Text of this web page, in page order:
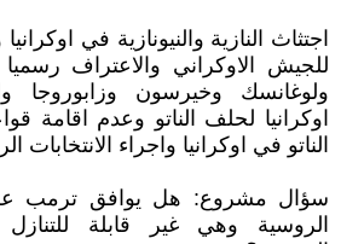
اجتثاث النازية والنيونازية في
للجيش الاوكراني والاعتراف
ولوغانسك وخيرسون وزابوروجا
اوكرانيا لحلف الناتو وعدم اقامة
الناتو في اوكرانيا واجراء الانتخابات
سؤال مشروع: هل يوافق ترمب
الروسية وهي غير قابلة